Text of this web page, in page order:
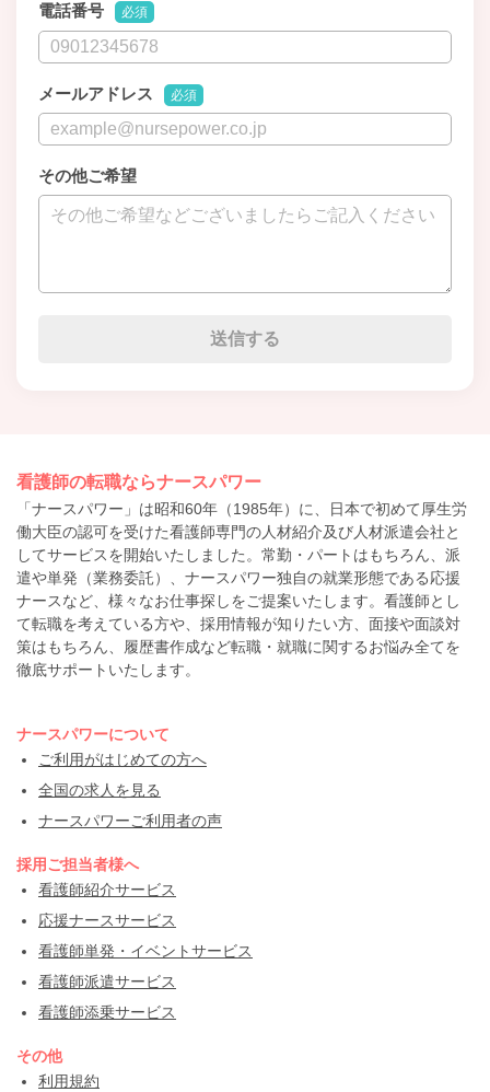
電話番号 必須
メールアドレス 必須
その他ご希望
看護師の転職ならナースパワー
「ナースパワー」は昭和60年（1985年）に、日本で初めて厚生労
働大臣の認可を受けた看護師専門の人材紹介及び人材派遣会社と
してサービスを開始いたしました。常勤・パートはもちろん、派
遣や単発（業務委託）、ナースパワー独自の就業形態である応援
ナースなど、様々なお仕事探しをご提案いたします。看護師とし
て転職を考えている方や、採用情報が知りたい方、面接や面談対
策はもちろん、履歴書作成など転職・就職に関するお悩み全てを
徹底サポートいたします。
ナースパワーについて
ご利用がはじめての方へ
全国の求人を見る
ナースパワーご利用者の声
採用ご担当者様へ
看護師紹介サービス
応援ナースサービス
看護師単発・イベントサービス
看護師派遣サービス
看護師添乗サービス
その他
利用規約